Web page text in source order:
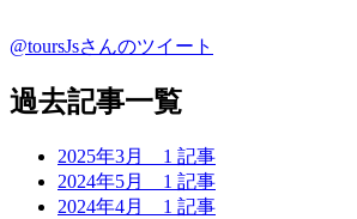
@toursJsさんのツイート
過去記事一覧
2025年3月 1 記事
2024年5月 1 記事
2024年4月 1 記事